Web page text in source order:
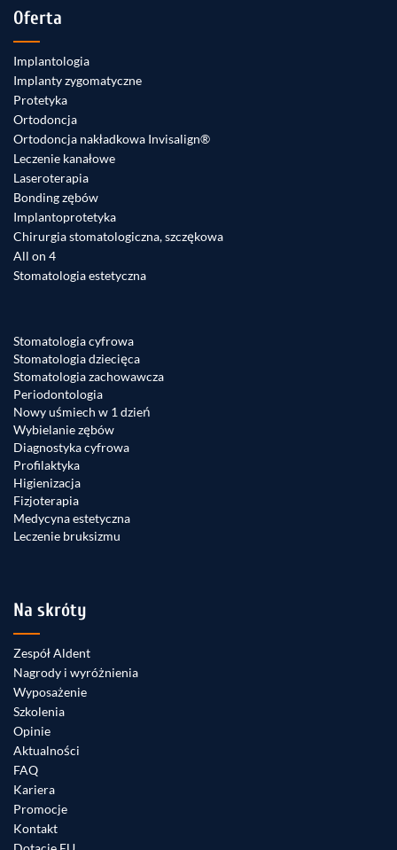
Oferta
Implantologia
Implanty zygomatyczne
Protetyka
Ortodoncja
Ortodoncja nakładkowa Invisalign®
Leczenie kanałowe
Laseroterapia
Bonding zębów
Implantoprotetyka
Chirurgia stomatologiczna, szczękowa
All on 4
Stomatologia estetyczna
Stomatologia cyfrowa
Stomatologia dziecięca
Stomatologia zachowawcza
Periodontologia
Nowy uśmiech w 1 dzień
Wybielanie zębów
Diagnostyka cyfrowa
Profilaktyka
Higienizacja
Fizjoterapia
Medycyna estetyczna
Leczenie bruksizmu
Na skróty
Zespół Aldent
Nagrody i wyróżnienia
Wyposażenie
Szkolenia
Opinie
Aktualności
FAQ
Kariera
Promocje
Kontakt